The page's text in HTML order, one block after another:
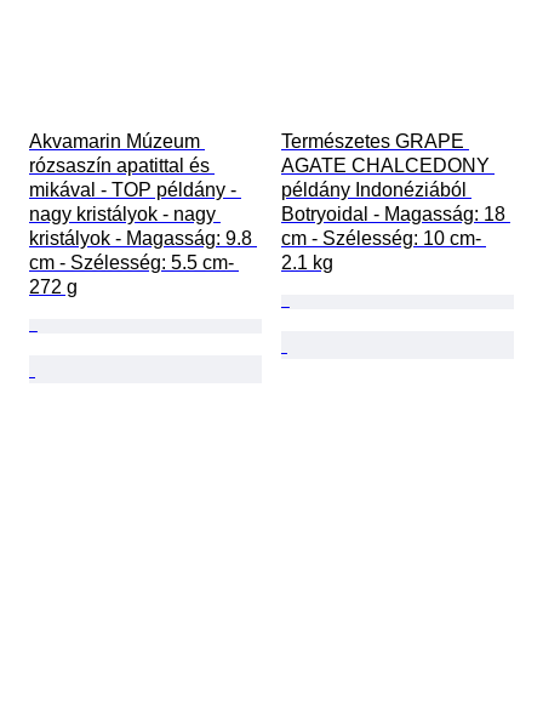
Akvamarin Múzeum
rózsaszín apatittal és
mikával - TOP példány -
nagy kristályok - nagy
kristályok - Magasság: 9.8
cm - Szélesség: 5.5 cm-
272 g
Természetes GRAPE
AGATE CHALCEDONY
példány Indonéziából
Botryoidal - Magasság: 18
cm - Szélesség: 10 cm-
2.1 kg